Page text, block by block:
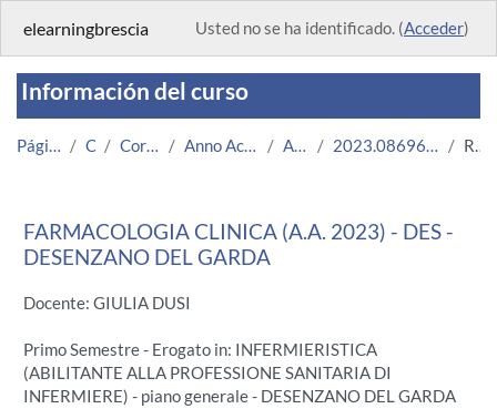
elearningbrescia Usted no se ha identificado. (Acceder)
Información del curso
Página Principal Cursos Corsi Istituzionali Anno Accademico 2023/2024 Area Medica 2023.08696.2011.3.U11142.DES_14372 Resumen
FARMACOLOGIA CLINICA (A.A. 2023) - DES -
DESENZANO DEL GARDA
Docente: GIULIA DUSI
Primo Semestre - Erogato in: INFERMIERISTICA
(ABILITANTE ALLA PROFESSIONE SANITARIA DI
INFERMIERE) - piano generale - DESENZANO DEL GARDA